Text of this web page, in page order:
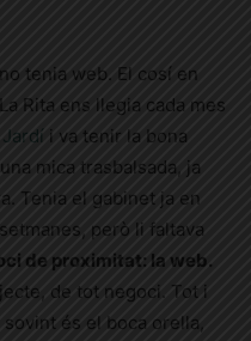
tenia web. El cosí en
Rita ens llegia cada mes
i va tenir la bona
mica trasbalsada, ja
Tenia el gabinet ja en
però li faltava
de proximitat: la web.
de tot negoci. Tot i
és el boca orella,